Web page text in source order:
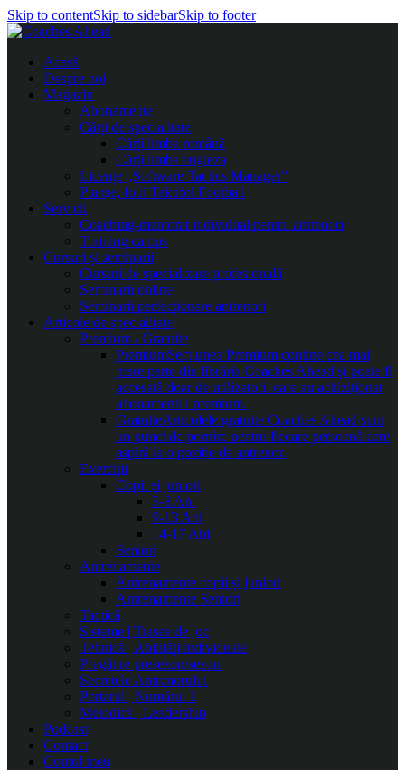
Skip to contentSkip to sidebarSkip to footer
Acasă
Despre noi
Magazin
Abonamente
Cărți de specialitate
Cărți limba română
Cărți limba engleza
Licențe „Software Tactics Manager”
Planșe, folii Taktifol Football
Servicii
Coaching-mentorat individual pentru antrenori
Training camps
Cursuri și seminarii
Cursuri de specializare profesională
Seminarii online
Seminarii perfecționare antrenori
Articole de specialitate
Premium / Gratuite
PremiumSecțiunea Premium conține cea mai
mare parte din librăria Coaches Ahead și poate fi
accesată doar de utilizatorii care au achiziționat
abonamentul premium.
GratuiteArticolele gratuite Coaches Ahead sunt
un punct de pornire pentru fiecare persoană care
aspiră la o poziție de antrenor.
Exerciții
Copii și juniori
5-8 Ani
9-13 Ani
14-17 Ani
Seniori
Antrenamente
Antrenamente copii și juniori
Antrenamente Seniori
Tactică
Sisteme | Trasee de joc
Tehnică | Abilități individuale
Pregătire presezon/sezon
Secretele Antrenorului
Portarul | Numărul 1
Metodică | Leadership
Podcast
Contact
Contul meu